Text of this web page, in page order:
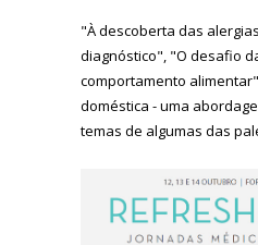
"À descoberta das
diagnóstico", "O desafio
comportamento
doméstica - uma
temas de algumas das